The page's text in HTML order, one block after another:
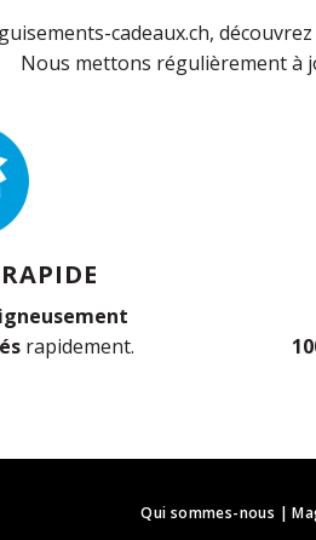
cadeaux.ch,
Nous mettons régulièrement à
rapidement.
Qui sommes-nous |